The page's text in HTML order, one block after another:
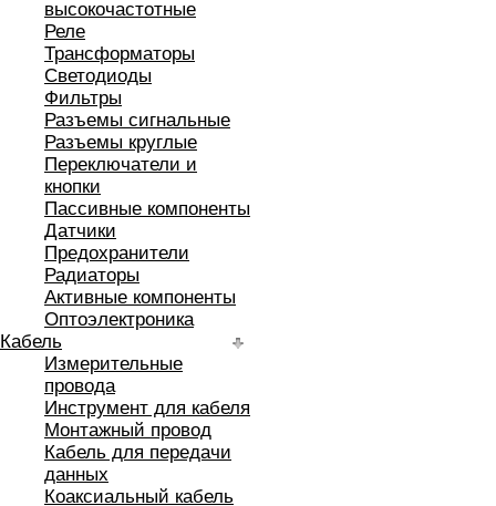
высокочастотные
Реле
Трансформаторы
Светодиоды
Фильтры
Разъемы сигнальные
Разъемы круглые
Переключатели и
кнопки
Пассивные компоненты
Датчики
Предохранители
Радиаторы
Активные компоненты
Оптоэлектроника
Кабель
Измерительные
провода
Инструмент для кабеля
Монтажный провод
Кабель для передачи
данных
Коаксиальный кабель